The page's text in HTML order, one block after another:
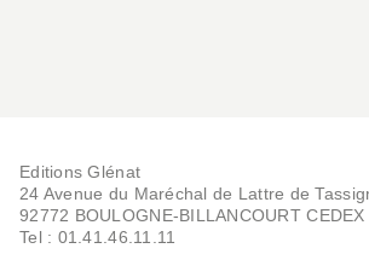
Editions Glénat
24 Avenue du Maréchal de Lattre de
92772 BOULOGNE-BILLANCOURT CEDEX
Tel : 01.41.46.11.11